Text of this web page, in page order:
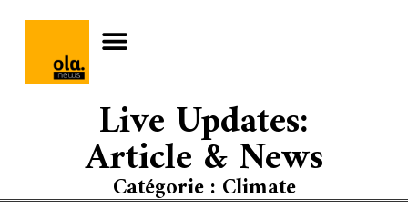
Live Updates:
Article & News
Catégorie : Climate